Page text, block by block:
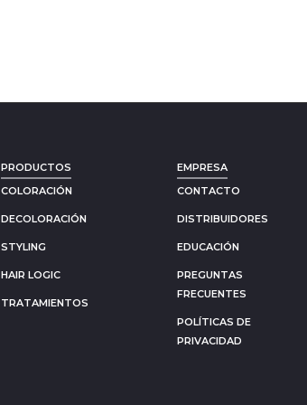
PRODUCTOS
COLORACIÓN
DECOLORACIÓN
STYLING
HAIR LOGIC
TRATAMIENTOS
EMPRESA
CONTACTO
DISTRIBUIDORES
EDUCACIÓN
PREGUNTAS
FRECUENTES
POLÍTICAS DE
PRIVACIDAD